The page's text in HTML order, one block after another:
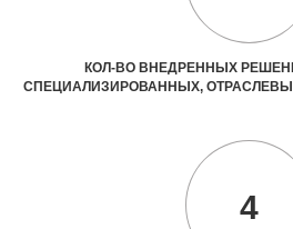
КОЛ-ВО ВНЕДРЕННЫХ
СПЕЦИАЛИЗИРОВАННЫХ,
4